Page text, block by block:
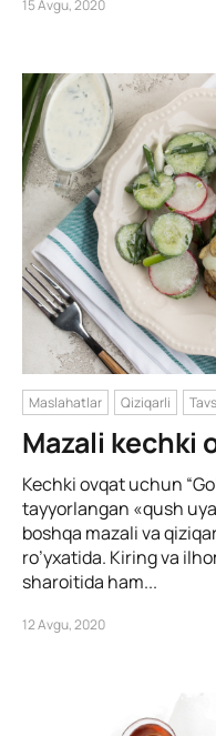
15 Avgu, 2020
Maslahatlar Qiziqarli
Mazali kechki
Kechki ovqat uchun
tayyorlangan «qush
boshqa mazali va
ro’yxatida. Kiring va
sharoitida ham...
12 Avgu, 2020